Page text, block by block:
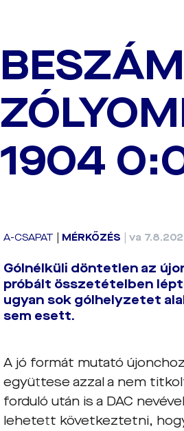
1904
A-CSAPAT MÉRKŐZÉS |va
Gólnélküli döntetlen az
próbált összetételben
ugyan sok gólhelyzetet
sem esett.
A jó formát mutató
együttese azzal a nem
forduló után is a DAC
lehetett következtetni,